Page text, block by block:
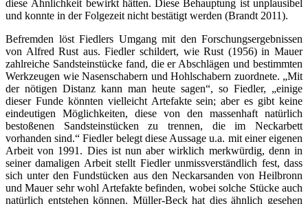
diese Ähnlichkeit bewirkt hätten. Diese Behauptung ist unplausibel
und konnte in der Folgezeit nicht bestätigt werden (Brandt 2011).
Befremden löst Fiedlers Umgang mit den Forschungsergebnissen
von Alfred Rust aus. Fiedler schildert, wie Rust (1956) in Mauer
zahlreiche Sandsteinstücke fand, die er Abschlägen und bestimmten
Werkzeugen wie Nasenschabern und Hohlschabern zuordnete. „Mit
der nötigen Distanz kann man heute sagen“, so Fiedler, „einige
dieser Funde könnten vielleicht Artefakte sein; aber es gibt keine
eindeutigen Möglichkeiten, diese von den massenhaft natürlich
bestoßenen Sandsteinstücken zu trennen, die im Neckarbett
vorhanden sind.“ Fiedler belegt diese Aussage u.a. mit einer eigenen
Arbeit von 1991. Dies ist nun aber wirklich merkwürdig, denn in
seiner damaligen Arbeit stellt Fiedler unmissverständlich fest, dass
sich unter den Fundstücken aus den Neckarsanden von Heilbronn
und Mauer sehr wohl Artefakte befinden, wobei solche Stücke auch
natürlich entstehen können. Müller-Beck hat dies ähnlich gesehen